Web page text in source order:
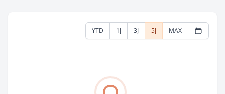
YTD 1J 3J 5J MAX